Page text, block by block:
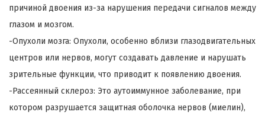
причиной двоения из-за нарушения передачи сигналов между
глазом и мозгом.
-Опухоли мозга: Опухоли, особенно вблизи глазодвигательных
центров или нервов, могут создавать давление и нарушать
зрительные функции, что приводит к появлению двоения.
-Рассеянный склероз: Это аутоиммунное заболевание, при
котором разрушается защитная оболочка нервов (миелин),